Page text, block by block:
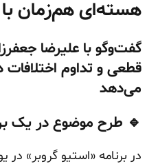
هسته‌ای هم‌زمان
گفت‌وگو با علیرضا
قطعی و تداوم
می‌دهد
🔹 طرح موضوع در یک